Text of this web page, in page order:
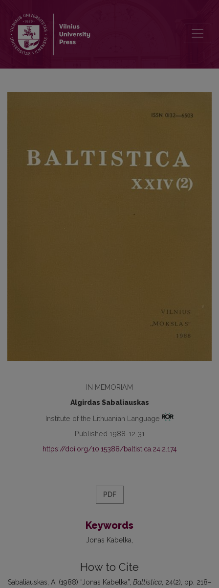
IN MEMORIAM
Algirdas Sabaliauskas
Institute of the Lithuanian Language
Published 1988-12-31
https://doi.org/10.15388/baltistica.24.2.174
PDF
Keywords
Jonas Kabelka
How to Cite
Sabaliauskas, A. (1988) “Jonas Kabelka”, Baltistica, 24(2), pp. 218–